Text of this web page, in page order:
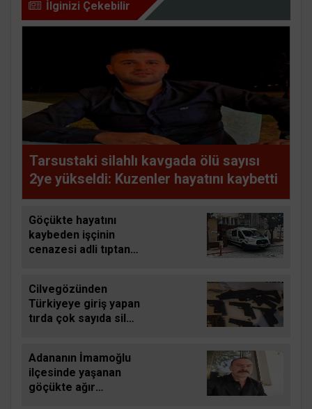
İlginizi Çekebilir
Tarsustaki silahlı kavgada ölü sayısı
2ye yükseldi: Kuzenler hayatını kaybetti
Göçükte hayatını
kaybeden işçinin
cenazesi adli tıptan
Cilvegözünden
Türkiyeye giriş yapan
tırda çok sayıda silah
Adananın İmamoğlu
ilçesinde yaşanan
göçükte ağır